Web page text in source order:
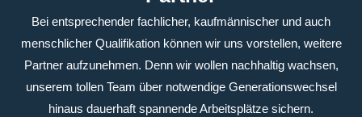
Bei entsprechender fachlicher, kaufmännischer und auch
menschlicher Qualifikation können wir uns vorstellen, weitere
Partner aufzunehmen. Denn wir wollen nachhaltig wachsen,
unserem tollen Team über notwendige Generationswechsel
hinaus dauerhaft spannende Arbeitsplätze sichern.